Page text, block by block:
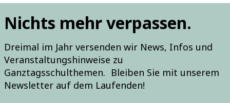
Nichts mehr verpassen.
Dreimal im Jahr versenden wir News, Infos und
Veranstaltungshinweise zu
Ganztagsschulthemen. Bleiben Sie mit unserem
Newsletter auf dem Laufenden!